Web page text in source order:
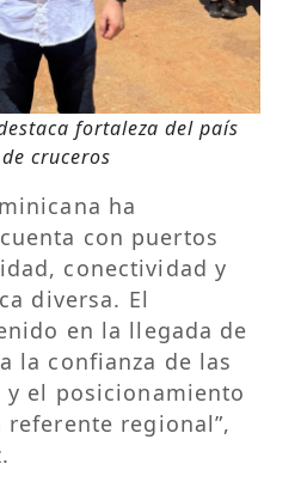
fortaleza del país
cruceros
ha
con puertos
conectividad y
diversa. El
en la llegada de
la confianza de las
y el posicionamiento
regional”,